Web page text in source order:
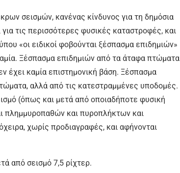
σεισμών, κανένας κίνδυνος για τη δημόσια
τις περισσότερες φυσικές καταστροφές, και
«οι ειδικοί φοβούνται ξέσπασμα επιδημιών»
Ξέσπασμα επιδημιών από τα άταφα πτώματα
έχει καμία επιστημονική βάση. Ξέσπασμα
αλλά από τις κατεστραμμένες υποδομές.
(όπως και μετά από οποιαδήποτε φυσική
πλημμυροπαθών και πυροπλήκτων και
χωρίς προδιαγραφές, και αφήνονται
από σεισμό 7,5 ρίχτερ.